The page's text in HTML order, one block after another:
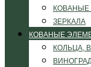
КОВАНЫЕ
ЗЕРКАЛА
КОВАНЫЕ
КОЛЬЦА,